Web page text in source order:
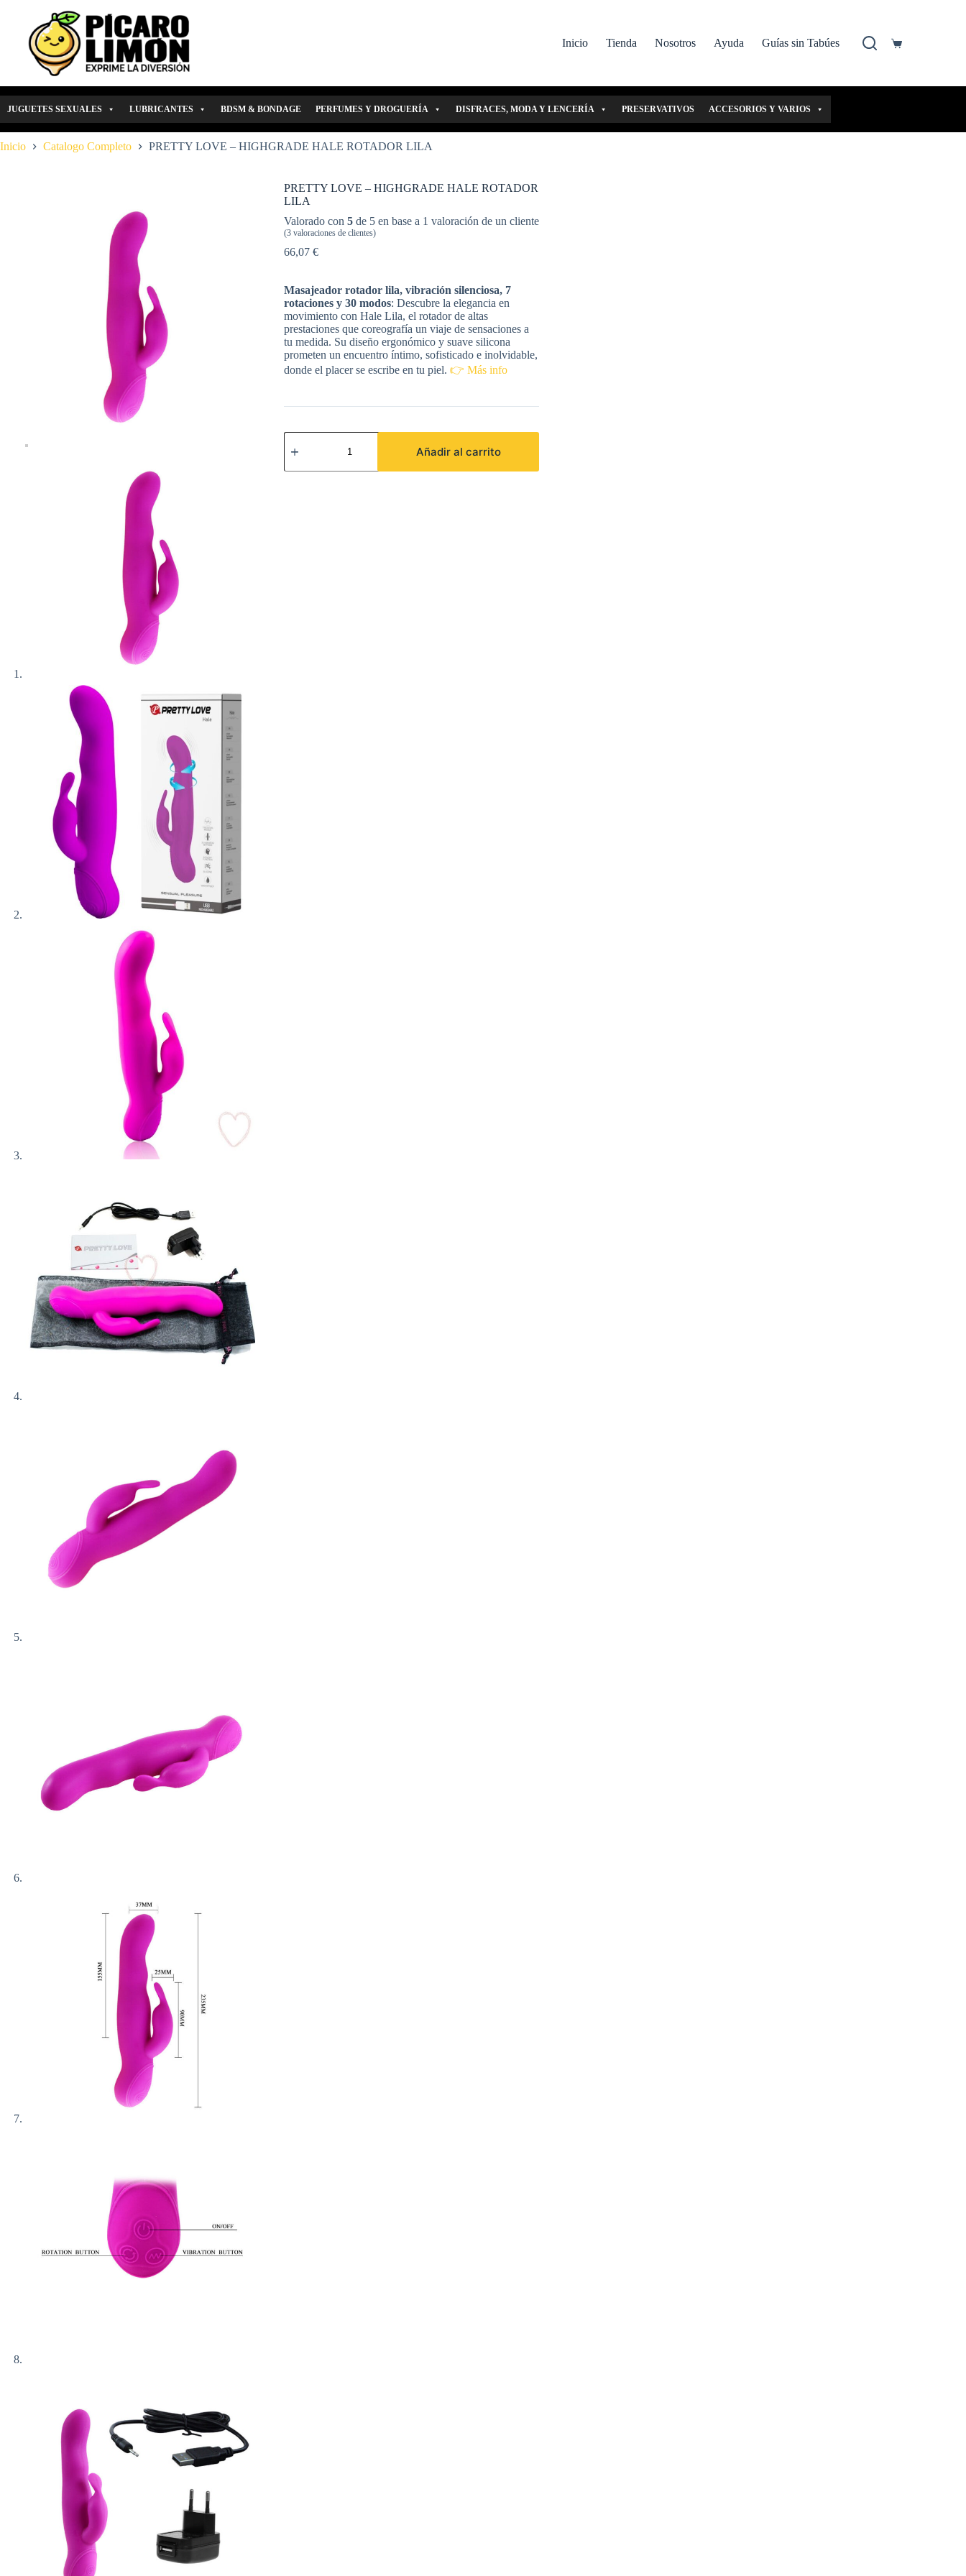
contenido
Inicio
Tienda Nosotros Ayuda Guías sin Tabúes
Carro
JUGUETES SEXUALES LUBRICANTES BDSM & BONDAGE PERFUMES Y DROGUERÍA DISFRACES, MODA Y LENCERÍA PRESERVATIVOS ACCESORIOS Y VARIOS
Inicio Catalogo Completo PRETTY LOVE – HIGHGRADE HALE ROTADOR LILA
PRETTY LOVE – HIGHGRADE HALE ROTADOR
LILA
Valorado con 5 de 5 en base a 1 valoración de un cliente
(3 valoraciones de clientes)
66,07 €
Masajeador rotador lila, vibración silenciosa, 7
rotaciones y 30 modos: Descubre la elegancia en
movimiento con Hale Lila, el rotador de altas
prestaciones que coreografía un viaje de sensaciones a
tu medida. Su diseño ergonómico y suave silicona
prometen un encuentro íntimo, sofisticado e inolvidable,
donde el placer se escribe en tu piel. 👉 Más info
PRETTY
LOVE
HIGHGRADE
Añadir al carrito